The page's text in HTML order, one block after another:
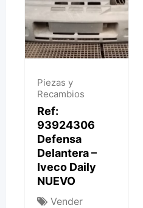
Piezas y
Recambios
Ref:
93924306
Defensa
Delantera –
Iveco Daily
NUEVO
Vender